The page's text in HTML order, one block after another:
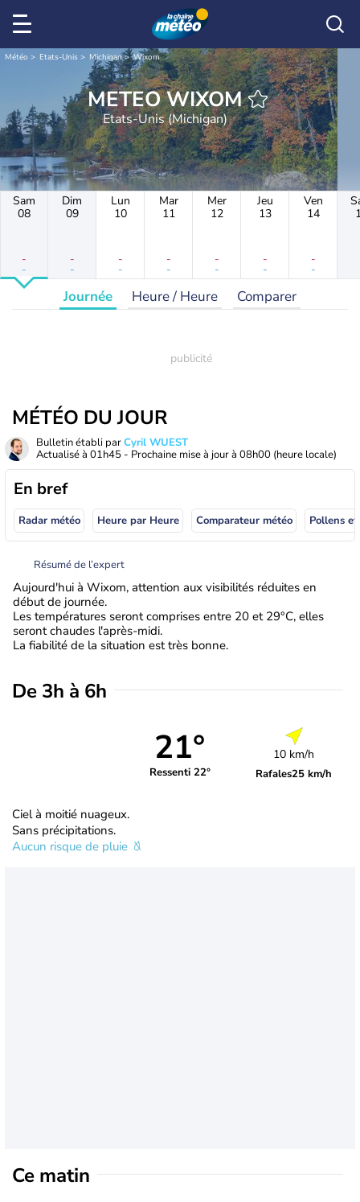
Météo Etats-Unis Michigan Wixom
METEO WIXOM
Etats-Unis (Michigan)
Sam
08
-
-
Dim
09
-
-
Lun
10
-
-
Mar
11
-
-
Mer
12
-
-
Jeu
13
-
-
Ven
14
-
-
Journée Heure / Heure Comparer
MÉTÉO DU JOUR
Bulletin établi parCyril WUEST
Actualisé à 01h45 - Prochaine mise à jour à 08h00 (heure locale)
En bref
Radar météo Heure par Heure Comparateur météo Pollens
Résumé de l’expert
Aujourd'hui à Wixom, attention aux visibilités réduites en
début de journée.
Les températures seront comprises entre 20 et 29°C, elles
seront chaudes l'après-midi.
La fiabilité de la situation est très bonne.
De 3h à 6h
21°
Ressenti 22°
10 km/h
Rafales25 km/h
Ciel à moitié nuageux.
Sans précipitations.
Aucun risque de pluie
Ce matin